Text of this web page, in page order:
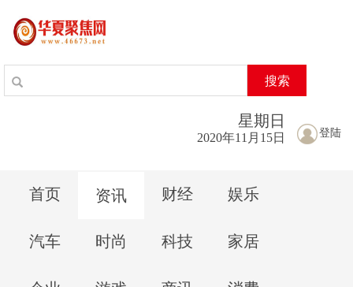
搜索
登陆
星期 日
2020年11月15日
首页 资讯 财经 娱乐
汽车 时尚 科技 家居